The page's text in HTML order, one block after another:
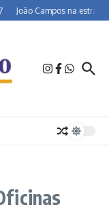
João Campos na